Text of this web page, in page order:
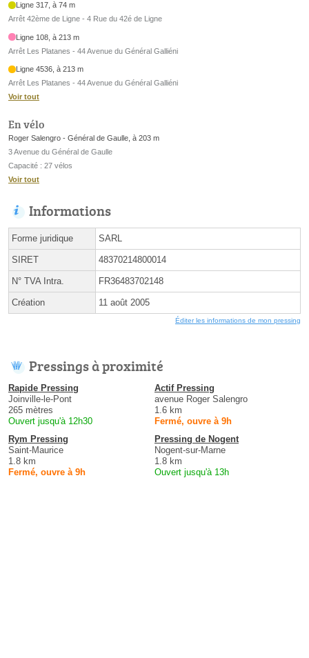
Ligne 317, à 74 m
Arrêt 42ème de Ligne - 4 Rue du 42é de Ligne
Ligne 108, à 213 m
Arrêt Les Platanes - 44 Avenue du Général Galliéni
Ligne 4536, à 213 m
Arrêt Les Platanes - 44 Avenue du Général Galliéni
Voir tout
En vélo
Roger Salengro - Général de Gaulle, à 203 m
3 Avenue du Général de Gaulle
Capacité : 27 vélos
Voir tout
Informations
Forme juridique SARL
SIRET 48370214800014
N° TVA Intra. FR36483702148
Création 11 août 2005
Éditer les informations de mon pressing
Pressings à proximité
Rapide Pressing
Joinville-le-Pont
265 mètres
Ouvert jusqu'à 12h30
Actif Pressing
avenue Roger Salengro
1.6 km
Fermé, ouvre à 9h
Rym Pressing
Saint-Maurice
1.8 km
Fermé, ouvre à 9h
Pressing de Nogent
Nogent-sur-Marne
1.8 km
Ouvert jusqu'à 13h